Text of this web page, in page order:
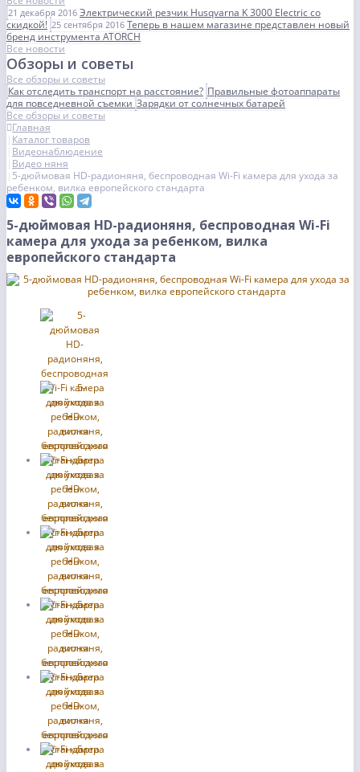
21 декабря 2016 Электрический резчик Husqvarna K 3000 Electric со
скидкой! 25 сентября 2016 Теперь в нашем магазине представлен новый
бренд инструмента ATORCH
Все новости
Обзоры и советы
Все обзоры и советы
Как отследить транспорт на расстояние? Правильные фотоаппараты
для повседневной съемкиЗарядки от солнечных батарей
Все обзоры и советы
Главная
Каталог товаров
Видеонаблюдение
Видео няня
5-дюймовая HD-радионяня, беспроводная Wi-Fi камера для ухода за
ребенком, вилка европейского стандарта
5-дюймовая HD-радионяня, беспроводная Wi-Fi
камера для ухода за ребенком, вилка
европейского стандарта